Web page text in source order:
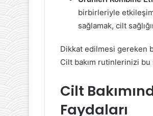
birbirleriyle
sağlamak, cilt
Dikkat edilmesi gereken
Cilt bakım rutinlerinizi
Cilt
Faydaları